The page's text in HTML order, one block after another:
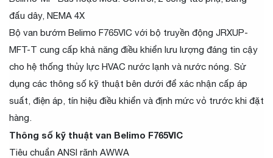
đấu dây, NEMA 4X
Bộ van bướm Belimo F765VIC với bộ truyền động JRXUP-
MFT-T cung cấp khả năng điều khiển lưu lượng đáng tin cậy
cho hệ thống thủy lực HVAC nước lạnh và nước nóng. Sử
dụng các thông số kỹ thuật bên dưới để xác nhận cấp áp
suất, điện áp, tín hiệu điều khiển và định mức vỏ trước khi đặt
hàng.
Thông số kỹ thuật van Belimo F765VIC
Tiêu chuẩn ANSI rãnh AWWA